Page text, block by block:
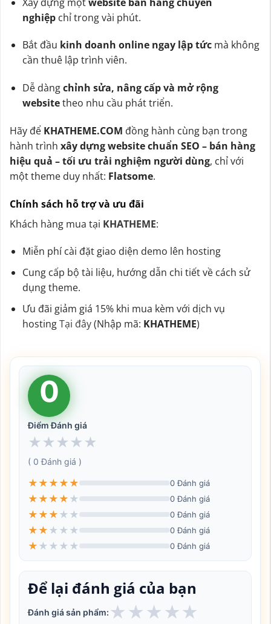
nghiệpchỉ trong vài phút.
Bắt đầu kinh doanh online ngay lập tứcmà không
cần thuê lập trình viên.
Dễ dàngchỉnh sửa, nâng cấp và mở rộng
websitetheo nhu cầu phát triển.
Hãy để KHATHEME.COM đồng hành cùng bạn trong
hành trình xây dựng website chuẩn SEO – bán hàng
hiệu quả – tối ưu trải nghiệm người dùng, chỉ với
một theme duy nhất: Flatsome.
Chính sách hỗ trợ và ưu đãi
Khách hàng mua tại KHATHEME:
Miễn phí cài đặt giao diện demo lên hosting
Cung cấp bộ tài liệu, hướng dẫn chi tiết về cách sử
dụng theme.
Ưu đãi giảm giá 15% khi mua kèm với dịch vụ
hostingTại đây(Nhập mã: KHATHEME)
0
Điểm Đánh giá
★ ★ ★ ★ ★
( 0 Đánh giá )
★ ★ ★ ★ ★ 0 Đánh giá
★ ★ ★ ★ ★ 0 Đánh giá
★ ★ ★ ★ ★ 0 Đánh giá
★ ★ ★ ★ ★ 0 Đánh giá
★ ★ ★ ★ ★ 0 Đánh giá
Để lại đánh giá của bạn
Đánh giá sản phẩm: ★ ★ ★ ★★